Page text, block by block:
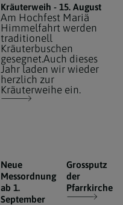
Kräuterweih - 15. August
Am Hochfest Mariä
Himmelfahrt werden
traditionell
Kräuterbuschen
gesegnet.Auch dieses
Jahr laden wir wieder
herzlich zur
Kräuterweihe ein.
Neue
Messordnung
ab 1.
September
Grossputz
der
Pfarrkirche